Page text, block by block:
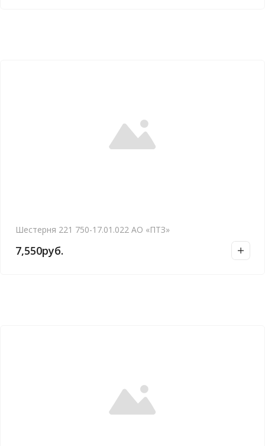
Шестерня 221 750-17.01.022 АО «ПТЗ»
7,550руб.